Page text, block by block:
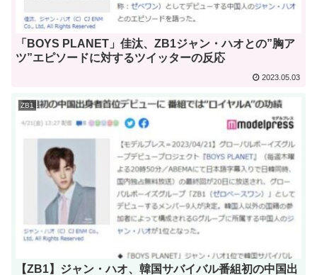
「BOYS PLANET」佳汰、ZB1ジャン・ハオとの”胸ア
ツ”エピソードに対するツイッターの反応
2023.05.03
ZB1
【ZB1】ジャン・ハオ、韓国サバイバル番組初の中国出